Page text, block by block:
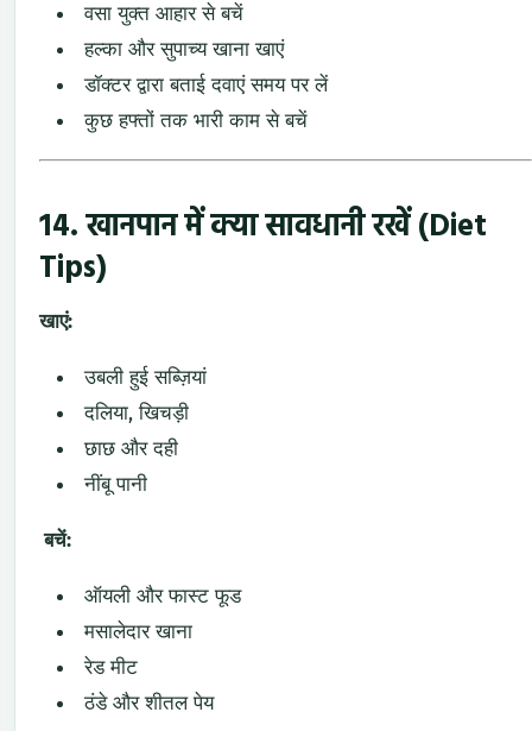
वसा युक्त आहार से बचें
हल्का और सुपाच्य खाना खाएं
डॉक्टर द्वारा बताई दवाएं समय पर लें
कुछ हफ्तों तक भारी काम से बचें
14. खानपान में क्या सावधानी रखें (Diet
Tips)
खाएं:
उबली हुई सब्ज़ियां
दलिया, खिचड़ी
छाछ और दही
नींबू पानी
बचें:
ऑयली और फास्ट फूड
मसालेदार खाना
रेड मीट
ठंडे और शीतल पेय